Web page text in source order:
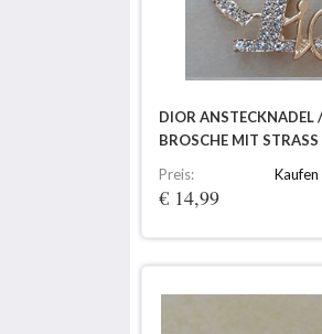
DIOR ANSTECKNADEL
BROSCHE MIT
Preis:
€ 14,99
Kaufen